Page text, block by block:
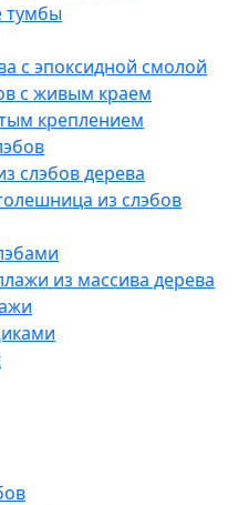
тумбы
с эпоксидной смолой
с живым краем
креплением
слэбов дерева
из слэбов
из массива дерева